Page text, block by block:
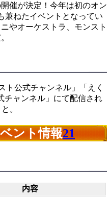
催が決定！今年は初のオン
兼ねたイベントとなってい
やオーケストラ、モンスト
ト公式チャンネル」「えく
チャンネル」にて配信され
。
ント情報21
内容